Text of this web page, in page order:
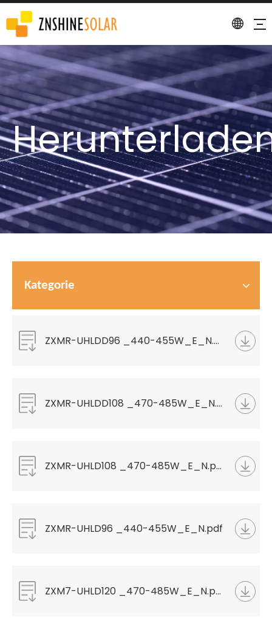
Kategorie
ZXMR-UHLDD96 _440-455W_E_N.pdf
ZXMR-UHLDD108 _470-485W_E_N.pdf
ZXMR-UHLD108 _470-485W_E_N.pdf
ZXMR-UHLD96 _440-455W_E_N.pdf
ZXM7-UHLD120 _470-485W_E_N.pdf